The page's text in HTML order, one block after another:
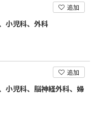
追加
小児科、外科
追加
小児科、脳神経外科、婦